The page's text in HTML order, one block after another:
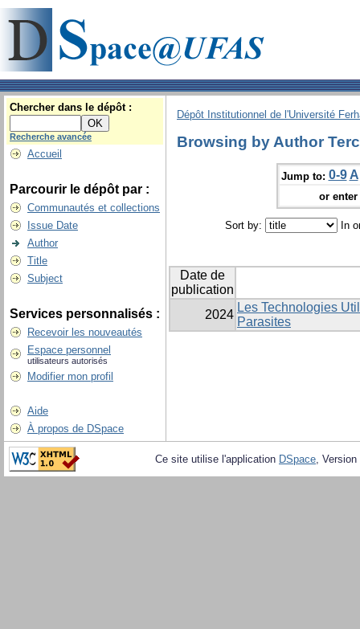
Chercher dans le dépôt :
Recherche avancée
Accueil
Parcourir le dépôt par :
Communautés et collections
Issue Date
Author
Title
Subject
Services personnalisés :
Recevoir les nouveautés
Espace personnel
utilisateurs autorisés
Modifier mon profil
Aide
À propos de DSpace
Dépôt Institutionnel de l'Université
Browsing by Author
Jump to: 0-9 A
or
Sort by: In
Date de
publication
2024
Les Technologies
Parasites
Ce site utilise l'application DSpace,